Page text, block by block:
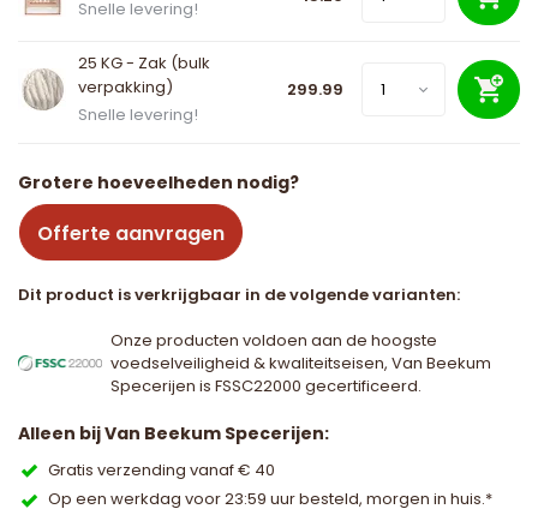
Snelle levering!
25 KG - Zak (bulk
verpakking)
Snelle levering!
299.99
Grotere hoeveelheden nodig?
Offerte aanvragen
Dit product is verkrijgbaar in de volgende varianten:
Onze producten voldoen aan de hoogste
voedselveiligheid & kwaliteitseisen, Van Beekum
Specerijen is FSSC22000 gecertificeerd.
Alleen bij Van Beekum Specerijen:
Gratis verzending vanaf € 40
Op een werkdag voor 23:59 uur besteld, morgen in huis.*